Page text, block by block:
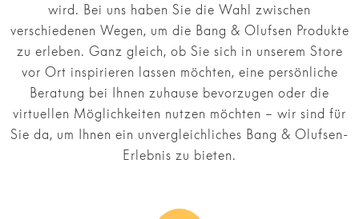
wird. Bei uns haben Sie die Wahl zwischen
verschiedenen Wegen, um die Bang & Olufsen Produkte
zu erleben. Ganz gleich, ob Sie sich in unserem Store
vor Ort inspirieren lassen möchten, eine persönliche
Beratung bei Ihnen zuhause bevorzugen oder die
virtuellen Möglichkeiten nutzen möchten – wir sind für
Sie da, um Ihnen ein unvergleichliches Bang & Olufsen-
Erlebnis zu bieten.